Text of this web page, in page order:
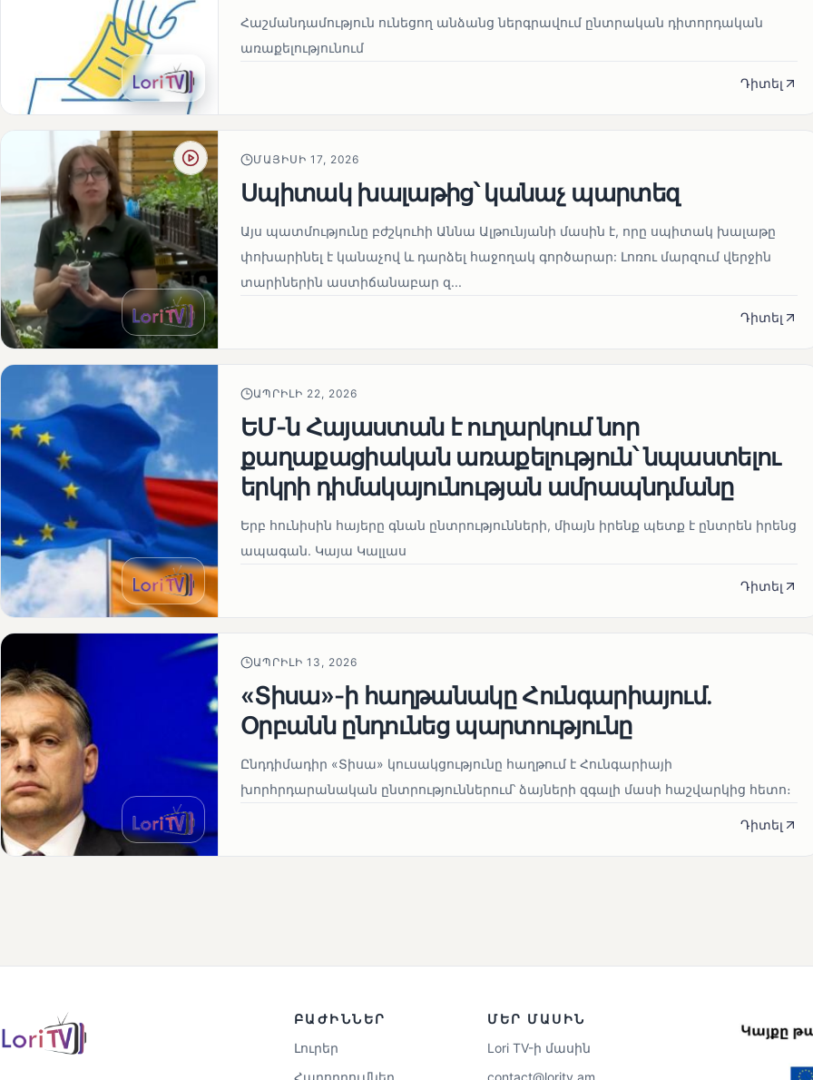
Հաշմանդամություն ունեցող անձանց ներգրավում ընտրական դիտորդական
առաքելությունում
Դիտել
ՄԱՅԻՍԻ 17, 2026
Սպիտակ խալաթից՝ կանաչ պարտեզ
Այս պատմությունը բժշկուհի Աննա Ալթունյանի մասին է, որը սպիտակ խալաթը
փոխարինել է կանաչով և դարձել հաջողակ գործարար: Լոռու մարզում վերջին
տարիներին աստիճանաբար զ...
Դիտել
ԱՊՐԻԼԻ 22, 2026
ԵՄ-ն Հայաստան է ուղարկում նոր
քաղաքացիական առաքելություն՝ նպաստելու
երկրի դիմակայունության ամրապնդմանը
Երբ հունիսին հայերը գնան ընտրությունների, միայն իրենք պետք է ընտրեն իրենց
ապագան. Կայա Կալլաս
Դիտել
ԱՊՐԻԼԻ 13, 2026
«Տիսա»-ի հաղթանակը Հունգարիայում․
Օրբանն ընդունեց պարտությունը
Ընդդիմադիր «Տիսա» կուսակցությունը հաղթում է Հունգարիայի
խորհրդարանական ընտրություններում՝ ձայների զգալի մասի հաշվարկից հետո։
Դիտել
ԲԱԺԻՆՆԵՐ
Լուրեր
ՄԵՐ ՄԱՍԻՆ
Lori TV-ի մասին